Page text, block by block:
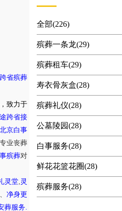
省殡葬
，致力于
跨省接
北京白事
专业丧葬
殡葬对
灵堂 灵
净身更
葬服务
全部(226)
殡葬一条龙(29)
殡葬租车(29)
寿衣骨灰盒(28)
殡葬礼仪(28)
公墓陵园(28)
白事服务(28)
鲜花花篮花圈(28)
殡葬服务(28)